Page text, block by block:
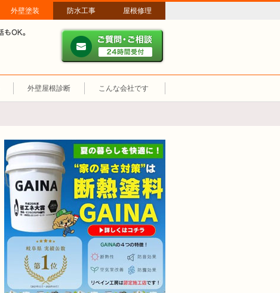
外壁塗装 防水工事 屋根修理
メールやパソコンが苦手な方は、お電話でのご相談も大歓迎！匿名での
営業時間：午前8時～午後8時 年中無休、土日祝も営業しています。
外壁屋根診断 こんな会社です